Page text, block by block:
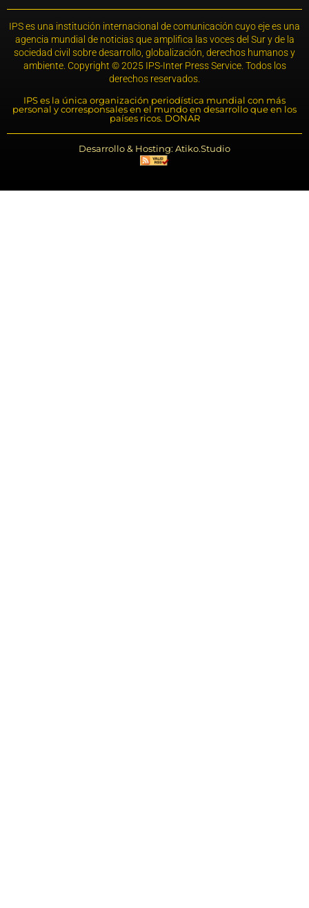
IPS es una institución internacional de comunicación cuyo eje es una
agencia mundial de noticias que amplifica las voces del Sur y de la
sociedad civil sobre desarrollo, globalización, derechos humanos y
ambiente. Copyright © 2025 IPS-Inter Press Service. Todos los
derechos reservados.
IPS es la única organización periodística mundial con más
personal y corresponsales en el mundo en desarrollo que en los
países ricos. DONAR
Desarrollo & Hosting: Atiko.Studio